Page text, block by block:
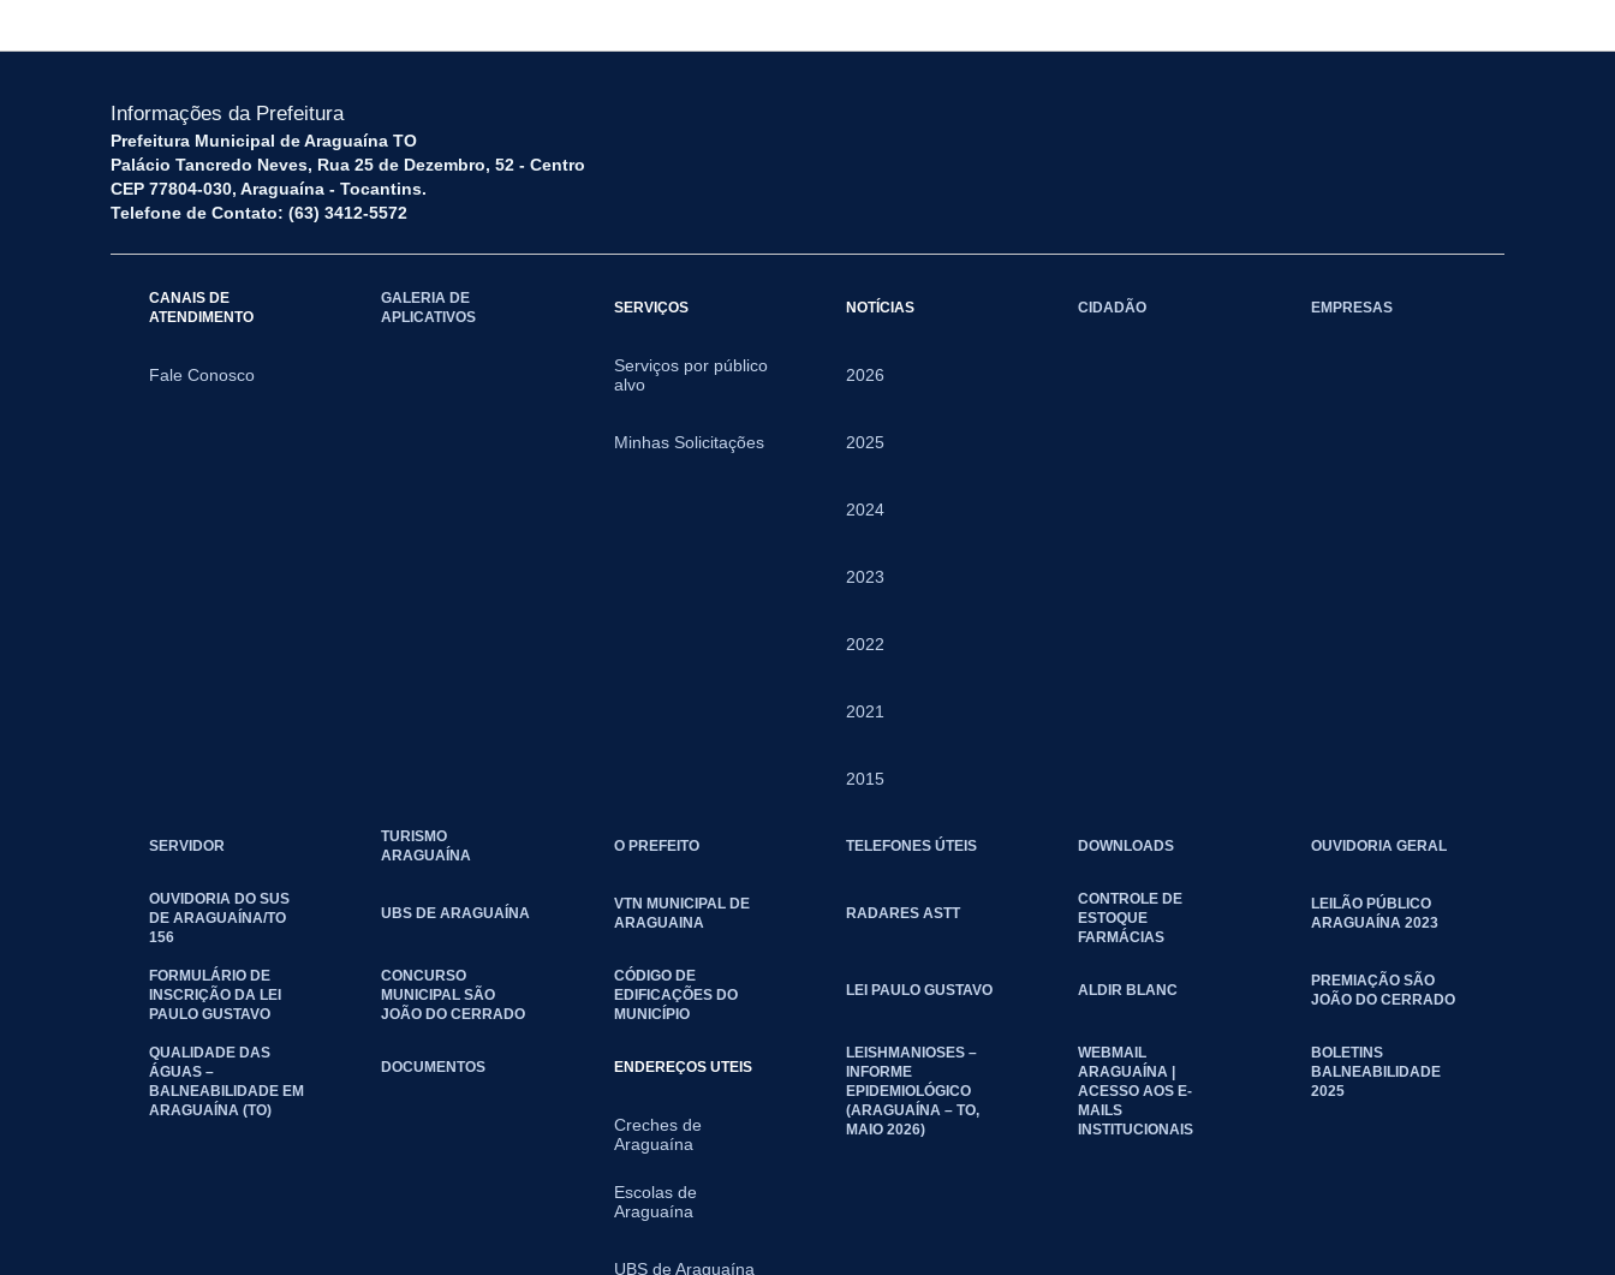
Informações da Prefeitura
Prefeitura Municipal de Araguaína TO
Palácio Tancredo Neves, Rua 25 de Dezembro, 52 - Centro
CEP 77804-030, Araguaína - Tocantins.
Telefone de Contato: (63) 3412-5572
CANAIS DE
ATENDIMENTO
Fale Conosco
GALERIA DE
APLICATIVOS
SERVIÇOS
Serviços por público
alvo
Minhas Solicitações
NOTÍCIAS
2026
2025
2024
2023
2022
2021
2015
CIDADÃO EMPRESAS
SERVIDOR
TURISMO
ARAGUAÍNA
O PREFEITO TELEFONES ÚTEIS DOWNLOADS OUVIDORIA GERAL
OUVIDORIA DO SUS
DE ARAGUAÍNA/TO
156
UBS DE ARAGUAÍNA
VTN MUNICIPAL DE
ARAGUAINA
RADARES ASTT
CONTROLE DE
ESTOQUE
FARMÁCIAS
LEILÃO PÚBLICO
ARAGUAÍNA 2023
FORMULÁRIO DE
INSCRIÇÃO DA LEI
PAULO GUSTAVO
CONCURSO
MUNICIPAL SÃO
JOÃO DO CERRADO
CÓDIGO DE
EDIFICAÇÕES DO
MUNICÍPIO
LEI PAULO GUSTAVO ALDIR BLANC
PREMIAÇÃO SÃO
JOÃO DO CERRADO
QUALIDADE DAS
ÁGUAS –
BALNEABILIDADE EM
ARAGUAÍNA (TO)
DOCUMENTOS ENDEREÇOS UTEIS
Creches de
Araguaína
Escolas de
Araguaína
UBS de Araguaína
LEISHMANIOSES –
INFORME
EPIDEMIOLÓGICO
(ARAGUAÍNA – TO,
MAIO 2026)
WEBMAIL
ARAGUAÍNA |
ACESSO AOS E-
MAILS
INSTITUCIONAIS
BOLETINS
BALNEABILIDADE
2025